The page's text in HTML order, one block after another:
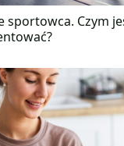
sportowca. Czym